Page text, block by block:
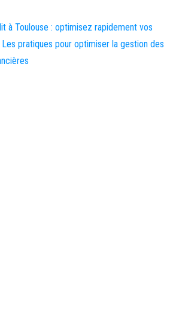
à Toulouse : optimisez rapidement vos
Les pratiques pour optimiser la gestion des